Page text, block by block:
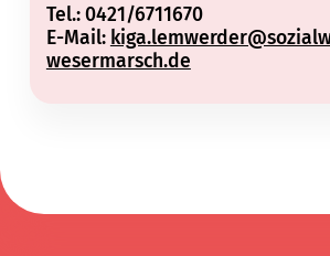
Tel.: 0421/6711670
E-Mail:
wesermarsch.de